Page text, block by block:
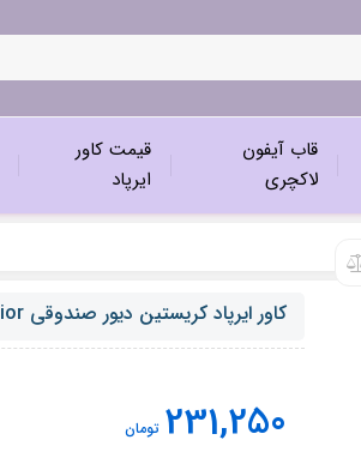
قاب آیفون
لاکچری
قیمت کاور
ایرپاد
کاور ایرپاد کریستین دیور صندوقی Christian Dior کد C2182
231,250 تومان